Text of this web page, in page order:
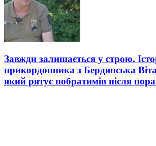
Завжди залишається у строю.
прикордонника з Бердянська
який рятує побратимів після